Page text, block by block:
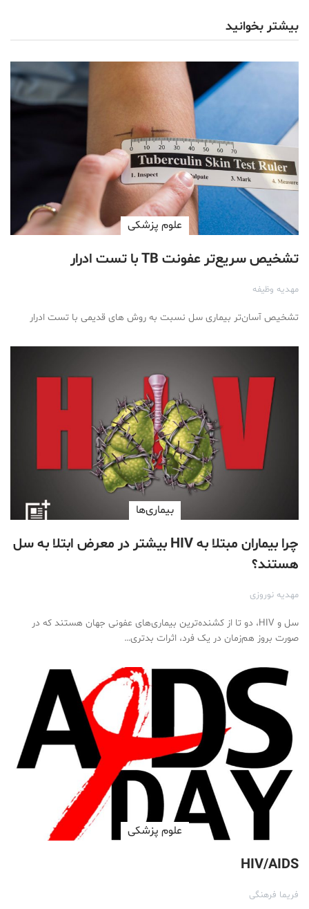
بیشتر بخوانید
علوم پزشكی
تشخیص سریع‌تر عفونت TB با تست ادرار
مهدیه وظیفه
تشخیص آسان‌تر بیماری سل نسبت به روش ‌های قدیمی با تست ادرار
بیماری‌ها
چرا بیماران مبتلا به HIV بیشتر در معرض ابتلا به سل
هستند؟
مهدیه نوروزی
سل و HIV، دو تا از کشنده‌ترین بیماری­‌های عفونی جهان هستند که در
صورت بروز هم‌زمان در یک فرد، اثرات بدتری…
علوم پزشكی
HIV/AIDS
فریما فرهنگی